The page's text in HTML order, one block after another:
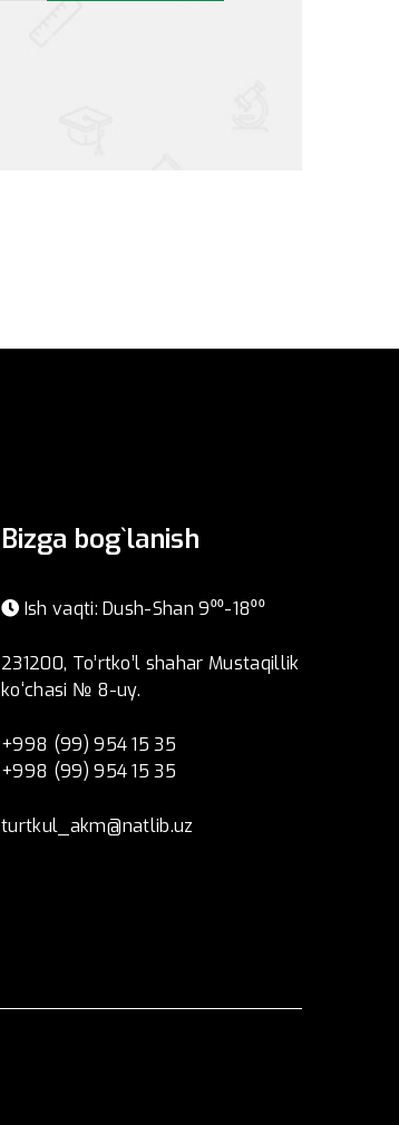
Bizga bog`lanish
Ish vaqti: Dush-Shan 9⁰⁰-18⁰⁰
231200, To’rtko’l shahar Mustaqillik
ko‘chasi № 8-uy.
+998 (99) 954 15 35
+998 (99) 954 15 35
turtkul_akm@natlib.uz